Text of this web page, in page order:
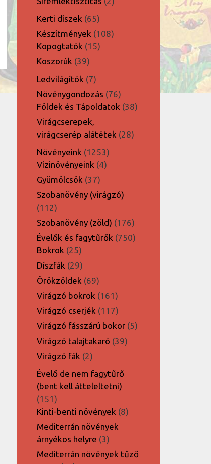
Kerti díszek 6565
termék
Készítmények 108108
Kopogtatók 1515
Koszorúk 3939
termék
Ledvilágítók 77
termék
Növénygondozás 7676
termék
Földek és Tápoldatok 3838
Virágcserepek,
virágcserép alátétek 2828
Növényeink 12531253
termék
Vízinövényeink 44
Gyümölcsök 3737
termék
Szobanövény (virágzó)
112112
termék
Szobanövény (zöld) 176176
termék
Évelők és fagytűrők 750750
Bokrok 2525
termék
Díszfák 2929
termék
Örökzöldek 6969
termék
Virágzó bokrok 161161
termék
Virágzó cserjék 117117
termék
Virágzó fásszárú bokor 55
Virágzó talajtakaró 3939
Virágzó fák 22
termék
Évelő de nem fagytűrő
(bent kell átteleltetni)
151151
termék
Kinti-benti növények 88
Mediterrán növények
árnyékos helyre 33
termék
Mediterrán növények tűző